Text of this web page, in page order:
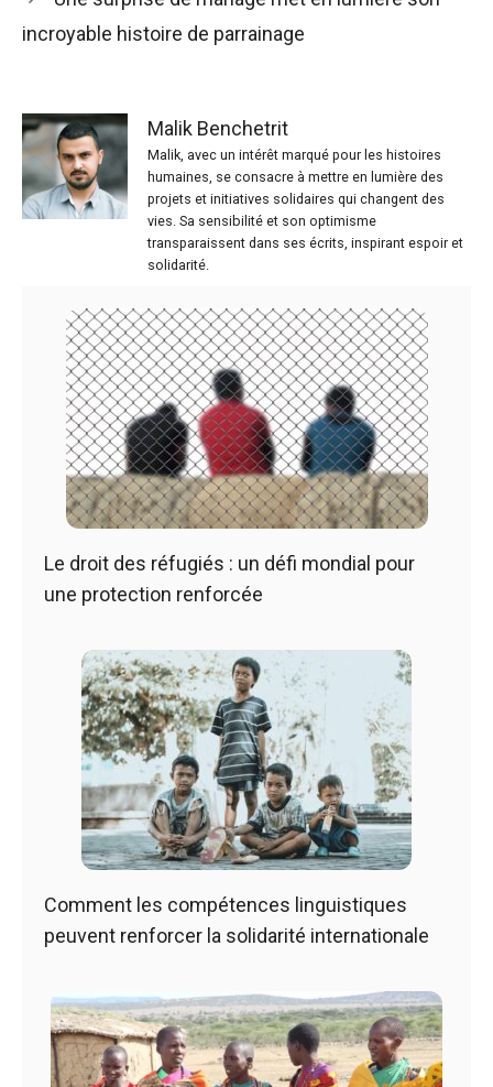
incroyable histoire de parrainage
Malik Benchetrit
Malik, avec un intérêt marqué pour les histoires
humaines, se consacre à mettre en lumière des
projets et initiatives solidaires qui changent des
vies. Sa sensibilité et son optimisme
transparaissent dans ses écrits, inspirant espoir et
solidarité.
Le droit des réfugiés : un défi mondial pour
une protection renforcée
Comment les compétences linguistiques
peuvent renforcer la solidarité internationale